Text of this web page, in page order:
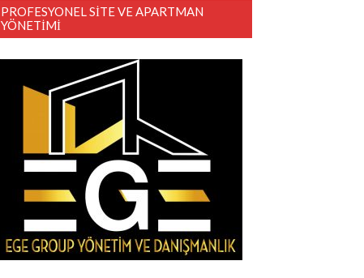
PROFESYONEL SITE VE APARTMAN
YÖNETIMI